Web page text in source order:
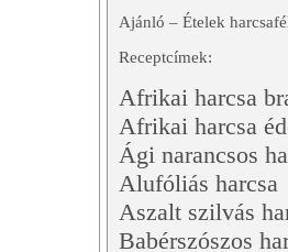
Ajánló – Ételek
Receptcímek:
Afrikai harcsa
Afrikai harcsa
Ági narancsos
Alufóliás harcsa
Aszalt szilvás
Babérszószos